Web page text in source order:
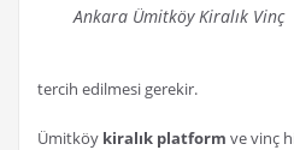
Ankara Ümitköy Kiralık Vinç
tercih edilmesi gerekir.
Ümitköy kiralık platform ve vinç